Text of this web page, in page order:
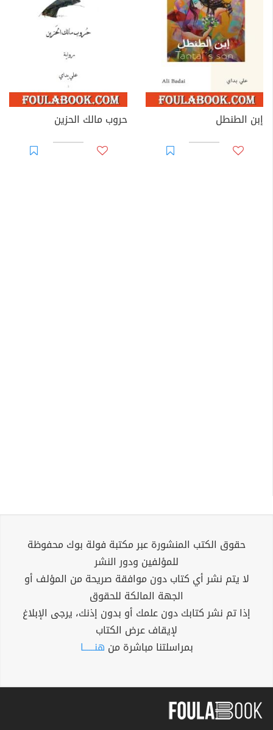
إبن الطنطل حروب مالك الحزين
حقوق الكتب المنشورة عبر مكتبة فولة بوك محفوظة
للمؤلفين ودور النشر
لا يتم نشر أي كتاب دون موافقة صريحة من المؤلف أو
الجهة المالكة للحقوق
إذا تم نشر كتابك دون علمك أو بدون إذنك، يرجى الإبلاغ
لإيقاف عرض الكتاب
بمراسلتنا مباشرة من هنــــــا